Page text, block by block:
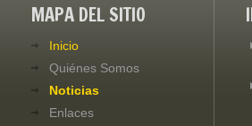
MAPA DEL SITIO
Inicio
Quiénes Somos
Noticias
Enlaces